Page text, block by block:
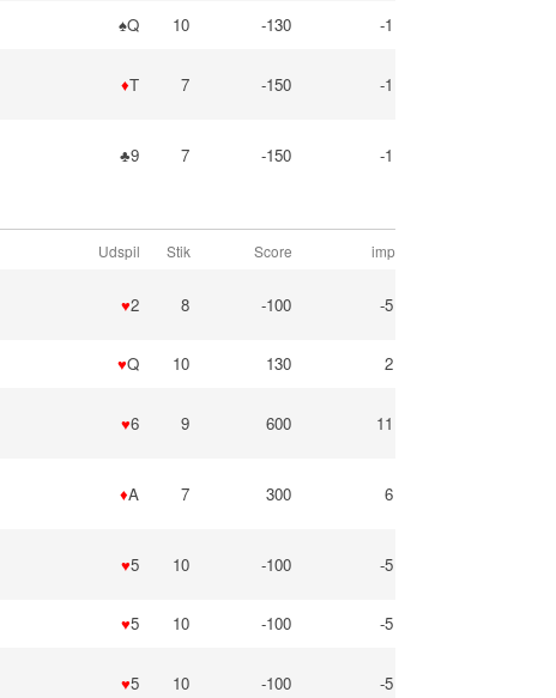
♠Q 10 -130 -1
♦T 7 -150 -1
♣9 7 -150 -1
Udspil Stik Score imp
♥2 8 -100 -5
♥Q 10 130 2
♥6 9 600 11
♦A 7 300 6
♥5 10 -100 -5
♥5 10 -100 -5
♥5 10 -100 -5